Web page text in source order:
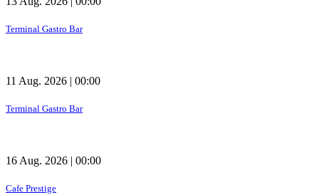
Terminal Gastro Bar
11 Aug. 2026 | 00:00
Terminal Gastro Bar
16 Aug. 2026 | 00:00
Cafe Prestige